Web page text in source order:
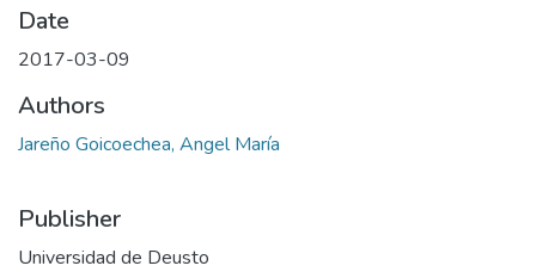
Date
2017-03-09
Authors
Jareño Goicoechea, Angel María
Publisher
Universidad de Deusto